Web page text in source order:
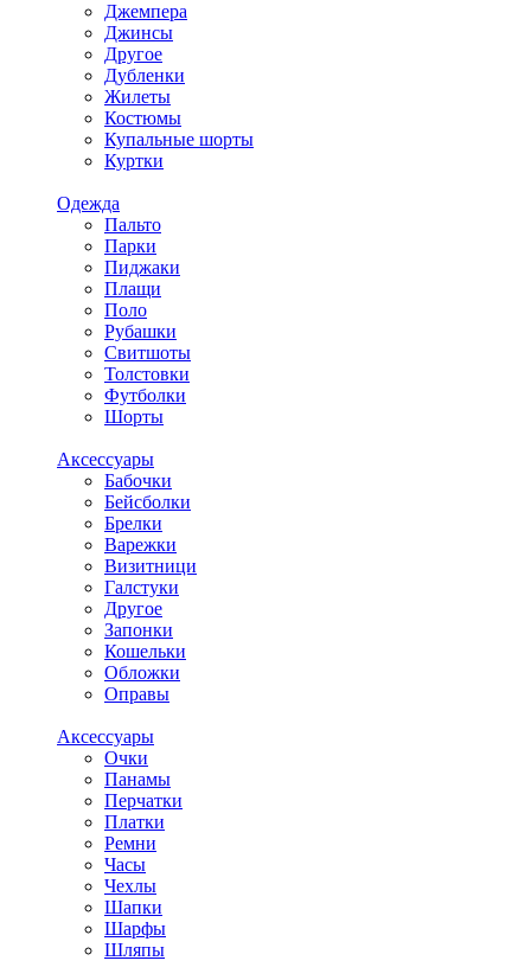
Джемпера
Джинсы
Другое
Дубленки
Жилеты
Костюмы
Купальные шорты
Куртки
Одежда
Пальто
Парки
Пиджаки
Плащи
Поло
Рубашки
Свитшоты
Толстовки
Футболки
Шорты
Аксессуары
Бабочки
Бейсболки
Брелки
Варежки
Визитници
Галстуки
Другое
Запонки
Кошельки
Обложки
Оправы
Аксессуары
Очки
Панамы
Перчатки
Платки
Ремни
Часы
Чехлы
Шапки
Шарфы
Шляпы